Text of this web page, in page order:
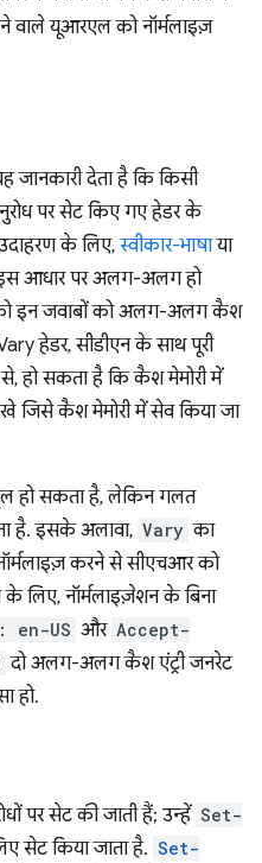
वाले यूआरएल को नॉर्मलाइज़
जानकारी देता है कि किसी
पर सेट किए गए हेडर के
के लिए, स्वीकार-भाषाया
आधार पर अलग-अलग हो
इन जवाबों को अलग-अलग कैश
हेडर, सीडीएन के साथ पूरी
हो सकता है कि कैश मेमोरी में
जिसे कैश मेमोरी में सेव किया जा
हो सकता है, लेकिन गलत
है. इसके अलावा, Vary का
करने से सीएचआर को
लिए, नॉर्मलाइज़ेशन के बिना
en-US और Accept-
दो अलग-अलग कैश एंट्री जनरेट
हो.
पर सेट की जाती हैं; उन्हें Set-
सेट किया जाता है. Set-